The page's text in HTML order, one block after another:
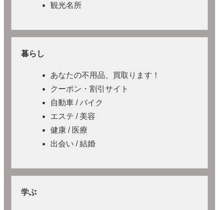
観光名所
暮らし
あなたの不用品、買取ります！
クーポン・割引サイト
自動車 / バイク
エステ / 美容
健康 / 医療
出会い / 結婚
学ぶ